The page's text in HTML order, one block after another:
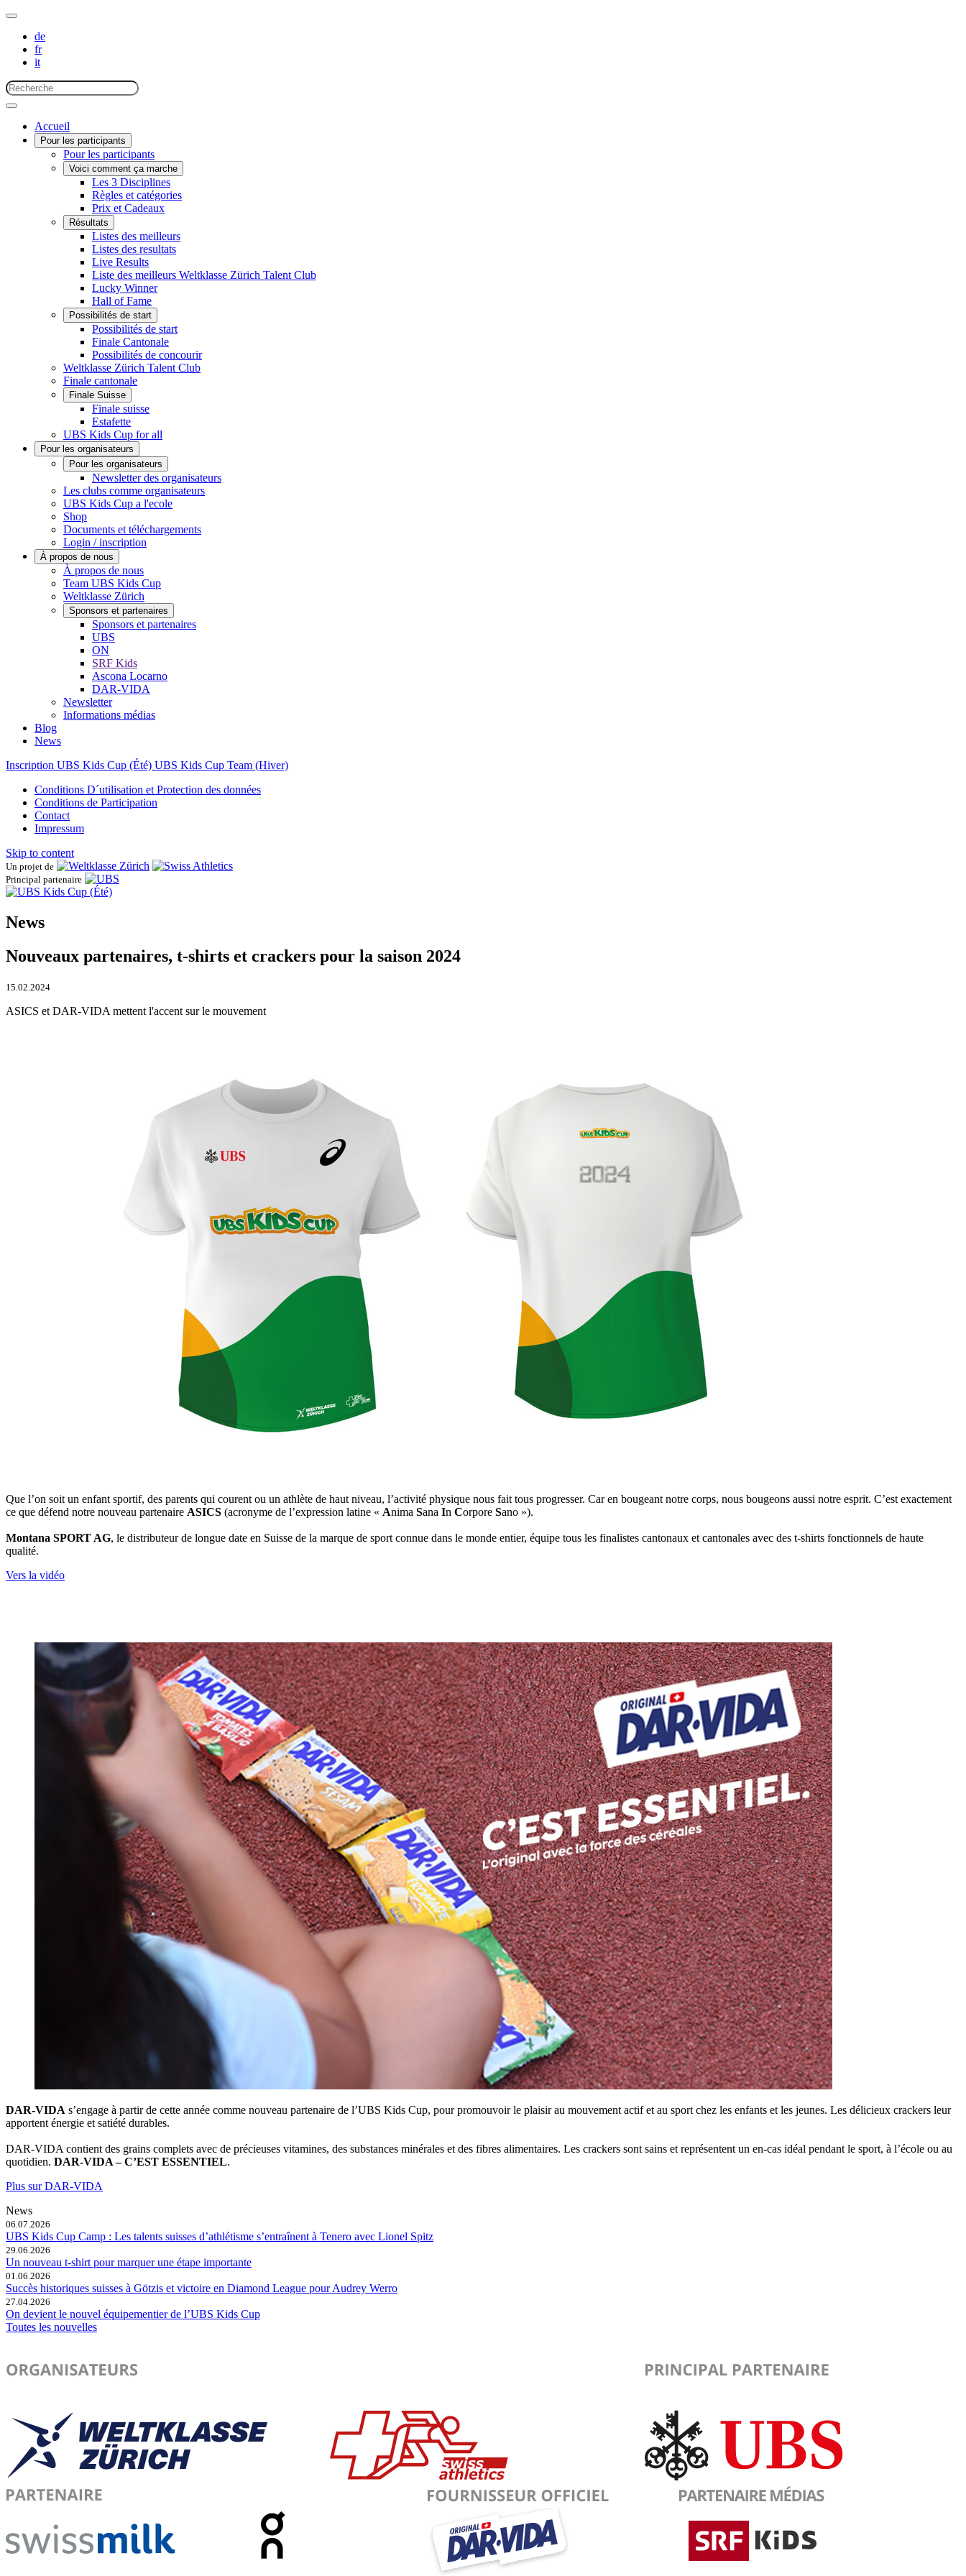
de
fr
it
Accueil
Pour les participants
Pour les participants
Voici comment ça marche
Les 3 Disciplines
Règles et catégories
Prix et Cadeaux
Résultats
Listes des meilleurs
Listes des resultats
Live Results
Liste des meilleurs Weltklasse Zürich Talent Club
Lucky Winner
Hall of Fame
Possibilités de start
Possibilités de start
Finale Cantonale
Possibilités de concourir
Weltklasse Zürich Talent Club
Finale cantonale
Finale Suisse
Finale suisse
Estafette
UBS Kids Cup for all
Pour les organisateurs
Pour les organisateurs
Newsletter des organisateurs
Les clubs comme organisateurs
UBS Kids Cup a l'ecole
Shop
Documents et téléchargements
Login / inscription
À propos de nous
À propos de nous
Team UBS Kids Cup
Weltklasse Zürich
Sponsors et partenaires
Sponsors et partenaires
UBS
ON
SRF Kids
Ascona ​Locarno
DAR-VIDA
Newsletter
Informations médias
Blog
News
Inscription UBS Kids Cup (Été) UBS Kids Cup Team (Hiver)
Conditions D´utilisation et Protection des données
Conditions de Participation
Contact
Impressum
Skip to content
Un projet de
Principal partenaire
News
Nouveaux partenaires, t-shirts et crackers pour la saison 2024
15.02.2024
ASICS et DAR-VIDA mettent l'accent sur le mouvement
Que l’on soit un enfant sportif, des parents qui courent ou un athlète de haut niveau, l’activité physique nous fait tous progresser. Car en bougeant notre corps, nous bougeons aussi notre esprit. C’est exactement
ce que défend notre nouveau partenaire ASICS (acronyme de l’expression latine « Anima Sana In Corpore Sano »).
Montana SPORT AG, le distributeur de longue date en Suisse de la marque de sport connue dans le monde entier, équipe tous les finalistes cantonaux et cantonales avec des t-shirts fonctionnels de haute
qualité.
Vers la vidéo
DAR-VIDA s’engage à partir de cette année comme nouveau partenaire de l’UBS Kids Cup, pour promouvoir le plaisir au mouvement actif et au sport chez les enfants et les jeunes. Les délicieux crackers leur
apportent énergie et satiété durables.
DAR-VIDA contient des grains complets avec de précieuses vitamines, des substances minérales et des fibres alimentaires. Les crackers sont sains et représentent un en-cas idéal pendant le sport, à l’école ou au
quotidien. DAR-VIDA – C’EST ESSENTIEL.
Plus sur DAR-VIDA
News
06.07.2026
UBS Kids Cup Camp : Les talents suisses d’athlétisme s’entraînent à Tenero avec Lionel Spitz
29.06.2026
Un nouveau t-shirt pour marquer une étape importante
01.06.2026
Succès historiques suisses à Götzis et victoire en Diamond League pour Audrey Werro
27.04.2026
On devient le nouvel équipementier de l’UBS Kids Cup
Toutes les nouvelles